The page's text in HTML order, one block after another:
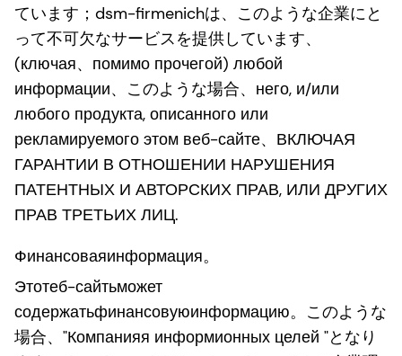
ています；dsm-firmenichは、このような企業にと
って不可欠なサービスを提供しています、
(ключая、помимо прочегой) любой
информации、このような場合、него, и/или
любого продукта, описанного или
рекламируемого этом веб-сайте、ВКЛЮЧАЯ
ГАРАНТИИ В ОТНОШЕНИИ НАРУШЕНИЯ
ПАТЕНТНЫХ И АВТОРСКИХ ПРАВ, ИЛИ ДРУГИХ
ПРАВ ТРЕТЬИХ ЛИЦ.
Финансоваяинформация。
Этотеб-сайтьможет
содержатьфинансовуюинформацию。このような
場合、"Компанияя информионных целей "となり